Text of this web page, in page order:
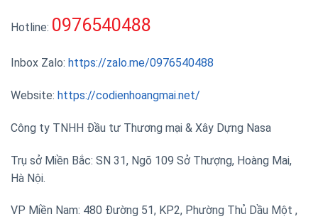
Hotline: 0976540488
Inbox Zalo: https://zalo.me/0976540488
Website: https://codienhoangmai.net/
Công ty TNHH Đầu tư Thương mại & Xây Dựng Nasa
Trụ sở Miền Bắc: SN 31, Ngõ 109 Sở Thượng, Hoàng Mai,
Hà Nội.
VP Miền Nam: 480 Đường 51, KP2, Phường Thủ Dầu Một ,